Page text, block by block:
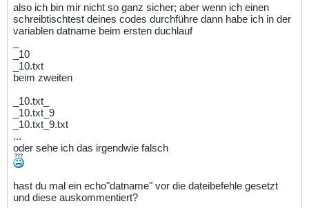
also ich bin mir nicht so ganz sicher; aber wenn ich einen
schreibtischtest deines codes durchführe dann habe ich in der
variablen datname beim ersten duchlauf
_10
_10.txt
beim zweiten
_10.txt_
_10.txt_9
_10.txt_9.txt
...
oder sehe ich das irgendwie falsch
hast du mal ein echo"datname" vor die dateibefehle gesetzt
und diese auskommentiert?